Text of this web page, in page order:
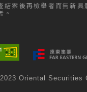
結案後再檢舉者而無新具
。
Oriental Securities